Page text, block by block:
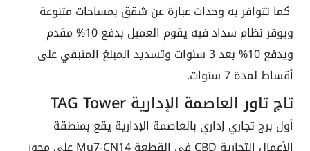
كما تتوافر به وحدات عبارة عن شقق بمساحات متنوعة
ويوفر نظام سداد فيه يقوم العميل بدفع 10% مقدم
ويدفع 10% بعد 3 سنوات وتسديد المبلغ المتبقي على
أقساط لمدة 7 سنوات.
تاج تاور العاصمة الإدارية TAG Tower
أول برج تجاري إداري بالعاصمة الإدارية يقع بمنطقة